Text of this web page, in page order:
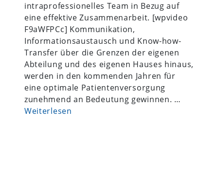
intraprofessionelles Team in Bezug auf
eine effektive Zusammenarbeit. [wpvideo
F9aWFPCc] Kommunikation,
Informationsaustausch und Know-how-
Transfer über die Grenzen der eigenen
Abteilung und des eigenen Hauses hinaus,
werden in den kommenden Jahren für
eine optimale Patientenversorgung
zunehmend an Bedeutung gewinnen. …
Weiterlesen